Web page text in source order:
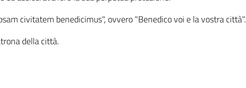
civitatem benedicimus", ovvero "Benedico voi e la vostra città".
della città.